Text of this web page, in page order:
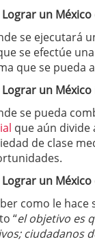
Lograr un
se ejecutará
se efectúe
que se pueda
Lograr un
se pueda
que aún divide
de clase
Lograr un
como le hace
“el objetivo es
ciudadanos